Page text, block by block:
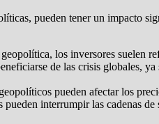
pueden tener un impacto
los inversores suelen
de las crisis globales,
pueden afectar los
interrumpir las cadenas